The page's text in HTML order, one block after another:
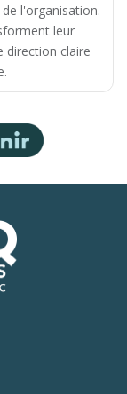
l'organisation.
leur
direction claire